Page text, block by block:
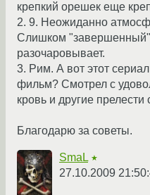
крепкий орешек еще
2. 9. Неожиданно
Слишком
разочаровывает.
3. Рим. А вот этот
фильм? Смотрел с
кровь и другие
Благодарю за советы.
SmaL ★
27.10.2009